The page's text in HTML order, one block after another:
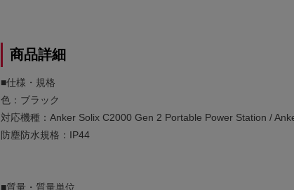
商品詳細
■仕様・規格
色：ブラック
対応機種：Anker Solix C2000 Gen 2 Portable Power Station /
防塵防水規格：IP44
■質量・質量単位